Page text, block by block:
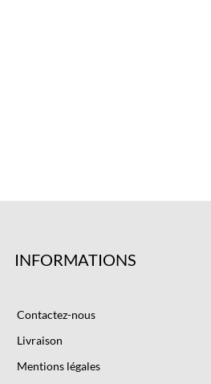
INFORMATIONS
Contactez-nous
Livraison
Mentions légales